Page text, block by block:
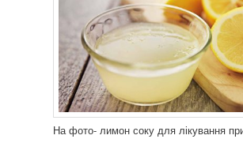
На фото- лимон соку для лікування